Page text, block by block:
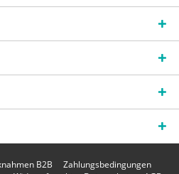
B2B
Zahlungsbedingungen